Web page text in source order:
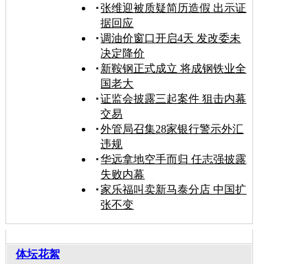
张维迎被质疑简历造假 出示证
据回应
调油价窗口开启4天 发改委未
决定降价
新鞍钢正式成立 将成钢铁业全
国老大
证监会披露三起案件 狙击内幕
交易
外管局召集28家银行警示外汇
违规
华远拿地空手而归 任志强披露
失败内幕
家乐福叫卖新马泰分店 中国扩
张不变
体坛花絮